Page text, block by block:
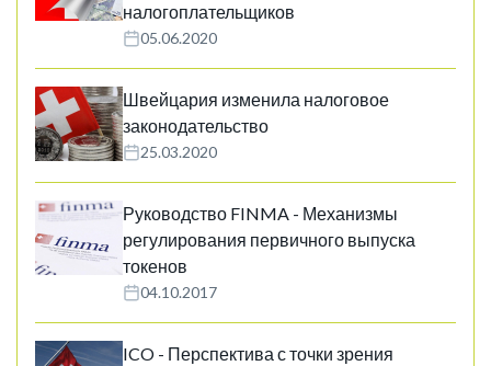
налогоплательщиков
05.06.2020
Швейцария изменила налоговое
законодательство
25.03.2020
Руководство FINMA - Механизмы
регулирования первичного выпуска
токенов
04.10.2017
ICO - Перспектива с точки зрения